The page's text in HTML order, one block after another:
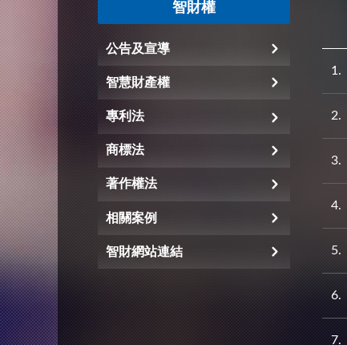
智財權
公告及宣導
智慧財產權
專利法
商標法
著作權法
相關案例
智財網站連結
1
2
3
4
5
6
7